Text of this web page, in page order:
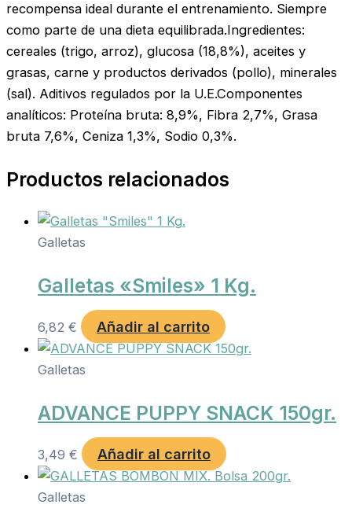
recompensa ideal durante el entrenamiento. Siempre
como parte de una dieta equilibrada.Ingredientes:
cereales (trigo, arroz), glucosa (18,8%), aceites y
grasas, carne y productos derivados (pollo), minerales
(sal). Aditivos regulados por la U.E.Componentes
analíticos: Proteína bruta: 8,9%, Fibra 2,7%, Grasa
bruta 7,6%, Ceniza 1,3%, Sodio 0,3%.
Productos relacionados
Galletas
Galletas «Smiles» 1 Kg.
6,82 € Añadir al carrito
Galletas
ADVANCE PUPPY SNACK 150gr.
3,49 € Añadir al carrito
Galletas